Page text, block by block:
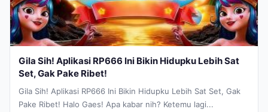
Gila Sih! Aplikasi RP666 Ini Bikin Hidupku Lebih Sat
Set, Gak Pake Ribet!
Gila Sih! Aplikasi RP666 Ini Bikin Hidupku Lebih Sat Set, Gak
Pake Ribet! Halo Gaes! Apa kabar nih? Ketemu lagi...